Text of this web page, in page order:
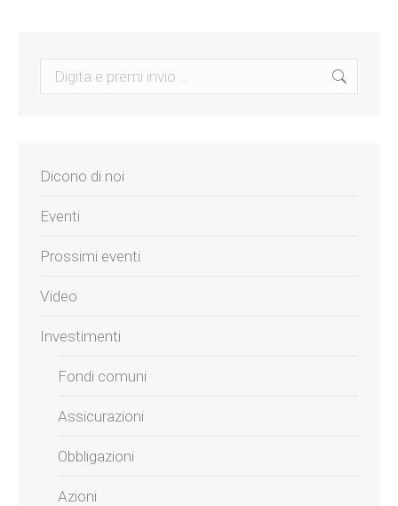
Search:
Dicono di noi
Eventi
Prossimi eventi
Video
Investimenti
Fondi comuni
Assicurazioni
Obbligazioni
Azioni